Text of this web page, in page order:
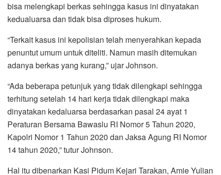
bisa melengkapi berkas sehingga kasus ini dinyatakan
kedualuarsa dan tidak bisa diproses hukum.
“Terkait kasus ini kepolisian telah menyerahkan kepada
penuntut umum untuk diteliti. Namun masih ditemukan
adanya berkas yang kurang,” ujar Johnson.
“Ada beberapa petunjuk yang tidak dilengkapi sehingga
terhitung setelah 14 hari kerja tidak dilengkapi maka
dinyatakan kedaluarsa berdasarkan pasal 24 ayat 1
Peraturan Bersama Bawaslu RI Nomor 5 Tahun 2020,
Kapolri Nomor 1 Tahun 2020 dan Jaksa Agung RI Nomor
14 tahun 2020,” tutur Johnson.
Hal itu dibenarkan Kasi Pidum Kejari Tarakan, Amie Yulian